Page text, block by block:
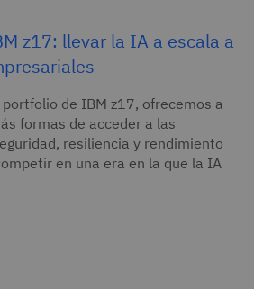
z17: llevar la IA a escala a
de IBM z17, ofrecemos a
formas de acceder a las
resiliencia y rendimiento
en una era en la que la IA